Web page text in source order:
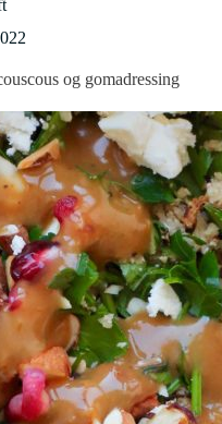
og gomadressing